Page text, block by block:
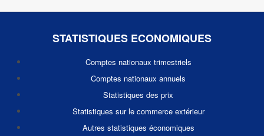
STATISTIQUES ECONOMIQUES
Comptes nationaux trimestriels
Comptes nationaux annuels
Statistiques des prix
Statistiques sur le commerce extérieur
Autres statistiques économiques